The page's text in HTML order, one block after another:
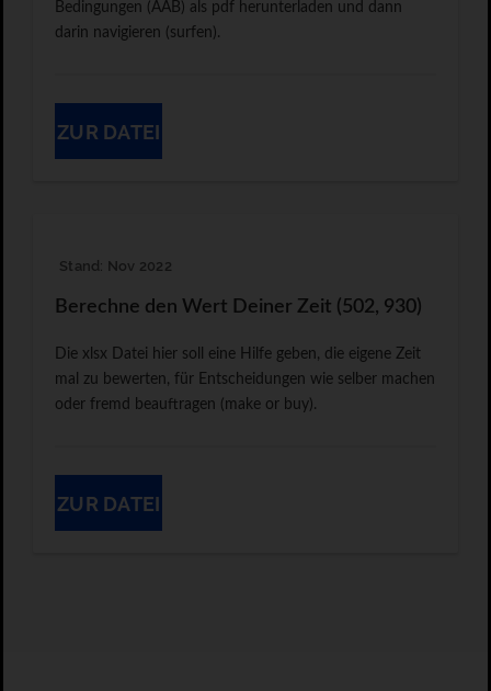
Bedingungen (AAB) als pdf herunterladen und dann
darin navigieren (surfen).
ZUR DATEI
Stand: Nov 2022
Berechne den Wert Deiner Zeit (502, 930)
Die xlsx Datei hier soll eine Hilfe geben, die eigene Zeit
mal zu bewerten, für Entscheidungen wie selber machen
oder fremd beauftragen (make or buy).
ZUR DATEI